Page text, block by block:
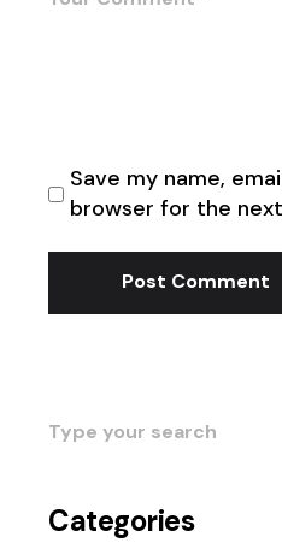
Save my name,
browser for the
Post Comment
Search
for:
Categories